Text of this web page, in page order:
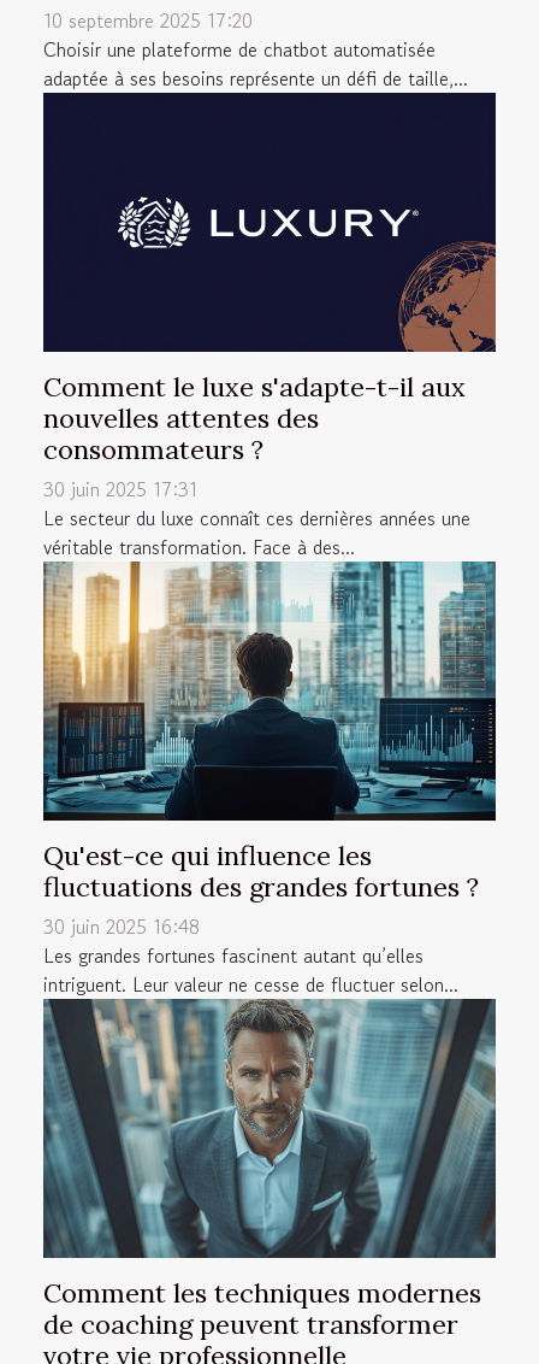
10 septembre 2025 17:20
Choisir une plateforme de chatbot automatisée
adaptée à ses besoins représente un défi de taille,...
Comment le luxe s'adapte-t-il aux
nouvelles attentes des
consommateurs ?
30 juin 2025 17:31
Le secteur du luxe connaît ces dernières années une
véritable transformation. Face à des...
Qu'est-ce qui influence les
fluctuations des grandes fortunes ?
30 juin 2025 16:48
Les grandes fortunes fascinent autant qu’elles
intriguent. Leur valeur ne cesse de fluctuer selon...
Comment les techniques modernes
de coaching peuvent transformer
votre vie professionnelle